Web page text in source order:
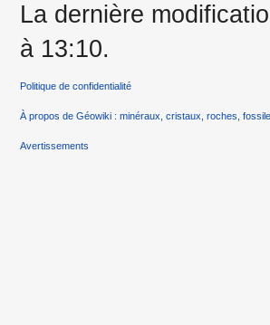
La dernière
à 13:10.
Politique de confidentialité
À propos de Géowiki : minéraux, cristaux, roches,
Avertissements